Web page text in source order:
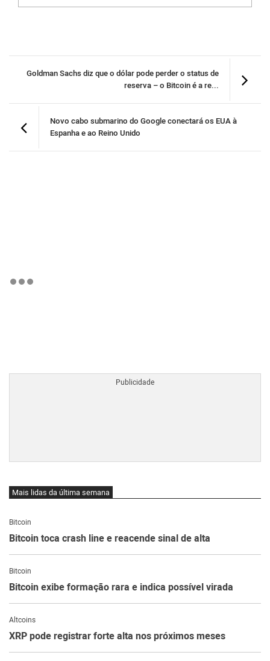
Goldman Sachs diz que o dólar pode perder o status de
reserva – o Bitcoin é a re...
Novo cabo submarino do Google conectará os EUA à
Espanha e ao Reino Unido
Mais lidas da última semana
Bitcoin
Bitcoin toca crash line e reacende sinal de alta
Bitcoin
Bitcoin exibe formação rara e indica possível virada
Altcoins
XRP pode registrar forte alta nos próximos meses